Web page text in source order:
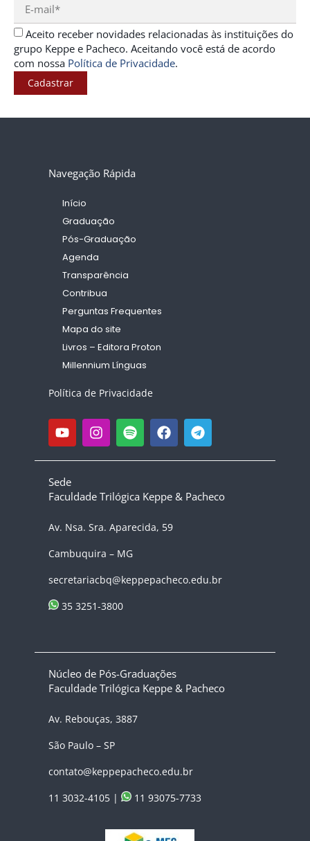
Aceito receber novidades relacionadas às instituições do
grupo Keppe e Pacheco. Aceitando você está de acordo
com nossa Política de Privacidade.
Cadastrar
Navegação Rápida
Início
Graduação
Pós-Graduação
Agenda
Transparência
Contribua
Perguntas Frequentes
Mapa do site
Livros – Editora Proton
Millennium Línguas
Política de Privacidade
Sede
Faculdade Trilógica Keppe & Pacheco
Av. Nsa. Sra. Aparecida, 59
Cambuquira – MG
secretariacbq@keppepacheco.edu.br
35 3251-3800
Núcleo de Pós-Graduações
Faculdade Trilógica Keppe & Pacheco
Av. Rebouças, 3887
São Paulo – SP
contato@keppepacheco.edu.br
11 3032-4105 |
11 93075-7733